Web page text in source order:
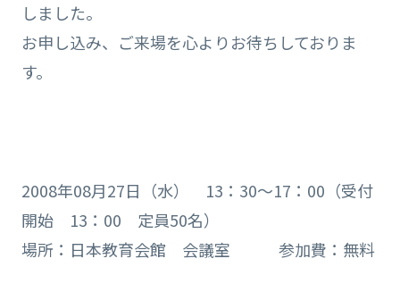
しました。
お申し込み、ご来場を心よりお待ちしておりま
す。
2008年08月27日（水） 13：30～17：00（受付
開始 13：00 定員50名）
場所：日本教育会館 会議室 参加費：無料